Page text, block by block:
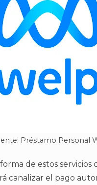
Préstamo Personal
de estos servicios
canalizar el pago